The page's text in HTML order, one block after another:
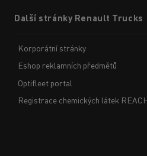
menuDalší stránky Renault Trucks
Korporátní stránky
Eshop reklamních předmětů
Optifleet portal
Registrace chemických látek